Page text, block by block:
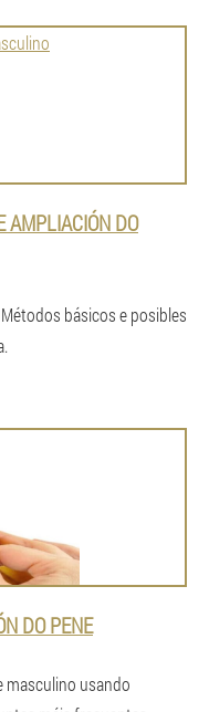
AMPLIACIÓN DO
básicos e posibles
DO PENE
masculino usando